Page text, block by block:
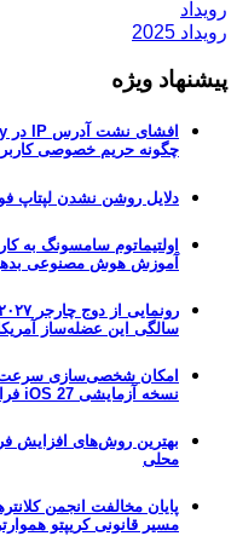
ویژه
چگونه حریم خصوصی کاربران را
دلایل روشن نشدن لپتاپ فوجیتسو
اولتیماتوم سامسونگ به
آموزش هوش مصنوعی بدهید یا
سالگی این عضله‌ساز آمریکایی
امکان شخصی‌سازی سرعت و
نسخه آزمایشی iOS 27 فراهم شد
بهترین روش‌های افزایش فروش
مسیر قانونی کریپتو هموارتر شد